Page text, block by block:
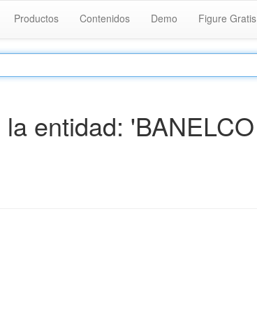
Productos Contenidos Demo Figure Gratis
entidad: 'BANELCO